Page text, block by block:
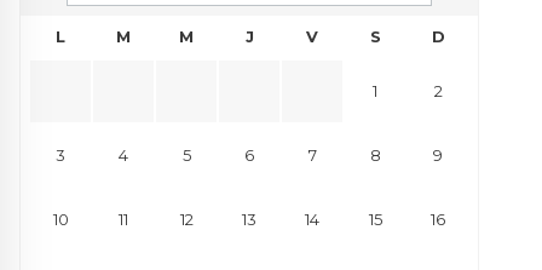
L M M J V S D
1 2
3 4 5 6 7 8 9
10 11 12 13 14 15 16